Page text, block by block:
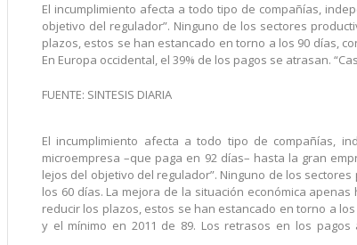
El incumplimiento afecta a todo tipo de compañías,
objetivo del regulador”. Ninguno de los sectores
plazos, estos se han estancado en torno a los 90 días,
En Europa occidental, el 39% de los pagos se atrasan.
FUENTE: SINTESIS DIARIA
El incumplimiento afecta a todo tipo de compañías,
microempresa –que paga en 92 días– hasta la gran
lejos del objetivo del regulador”. Ninguno de los
los 60 días. La mejora de la situación económica
reducir los plazos, estos se han estancado en torno a
y el mínimo en 2011 de 89. Los retrasos en los